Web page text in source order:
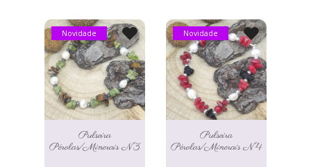
Novidade
Pulseira
Pérolas/Minerais N°3
Novidade
Pulseira
Pérolas/Minerais N°4